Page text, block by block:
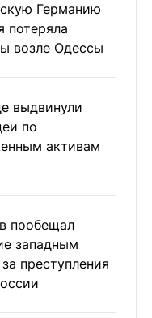
Германию
потеряла
возле Одессы
выдвинули
по
активам
пообещал
западным
преступления